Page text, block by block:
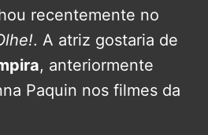
recentemente no
. A atriz gostaria de
, anteriormente
Paquin nos filmes da